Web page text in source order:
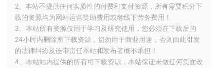
2、本站不提供任何实质性的付费和支付资源，所有需要积分下
载的资源均为网站运营赞助费用或者线下劳务费用！
3、本站所有资源仅用于学习及研究使用，您必须在下载后的
24小时内删除所下载资源，切勿用于商业用途，否则由此引发
的法律纠纷及连带责任本站和发布者概不承担！
4、本站站内提供的所有可下载资源，本站保证未做任何负面改